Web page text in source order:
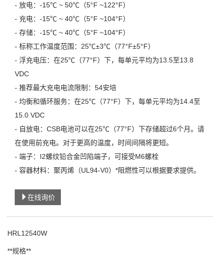
- 放电：-15℃ ~ 50℃（5°F ~122°F）
- 充电：-15℃ ~ 40℃（5°F ~104°F）
- 存储：-15℃ ~ 40℃（5°F ~104°F）
- 标称工作温度范围：25℃±3℃（77°F±5°F）
- 浮充电压：在25℃（77°F）下，每单元平均为13.5至13.8
VDC
- 推荐最大充电电流限制：54安培
- 均衡和循环服务：在25℃（77°F）下，每单元平均为14.4至
15.0 VDC
- 自放电：CSB电池可以在25℃（77°F）下存储超过6个月。请
在使用前充电。对于更高的温度，时间间隔将更短。
- 端子：I2螺纹铅合金凹陷端子，可接受M6螺栓
- 容器材料：聚丙烯（UL94-V0）*阻燃性可以根据要求提供。
在线询价
HRL12540W
**规格**